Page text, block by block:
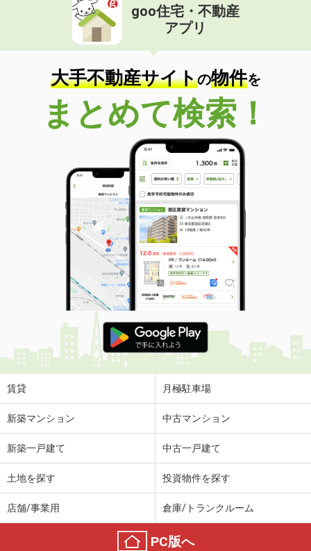
価 格
住 所
秋田県秋田市仁井田福島２丁目
専有面積 54.42m²
間取り
2DK
秋田県秋田市外旭川字三千刈
価 格
6.20万円
秋田県秋田市外旭川字三千刈
23.97m²
間取り
1K
秋田県秋田市外旭川字三千刈
価 格
6.50万円
住 所
秋田県秋田市外旭川字三千刈
専有面積 26.08m²
間取り
1K
秋田県秋田市広面字屋敷田
価 格
6.50万円
住 所
秋田県秋田市広面字屋敷田
専有面積
秋田県秋田市川元むつみ町
秋田県秋田市旭南２丁目
goo住宅・不動産
アプリ
大手不動産サイトの物件を
まとめて検索！
賃貸 月極駐車場
新築マンション 中古マンション
新築一戸建て 中古一戸建て
土地を探す 投資物件を探す
店舗/事業用 倉庫/トランクルーム
PC版へ